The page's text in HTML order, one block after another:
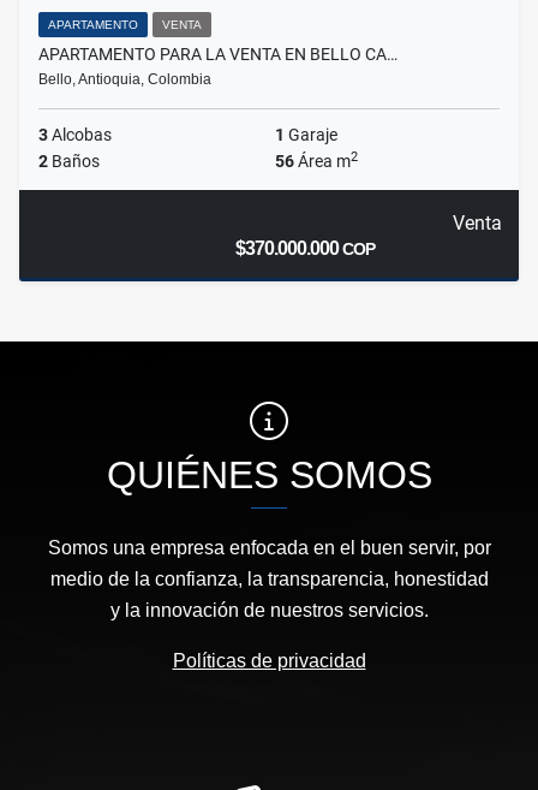
APARTAMENTO VENTA
APARTAMENTO PARA LA VENTA EN BELLO CA…
Bello, Antioquia, Colombia
3Alcobas 1 Garaje
2 Baños 56Área m2
Venta
$370.000.000COP
QUIÉNES SOMOS
Somos una empresa enfocada en el buen servir, por
medio de la confianza, la transparencia, honestidad
y la innovación de nuestros servicios.
Políticas de privacidad